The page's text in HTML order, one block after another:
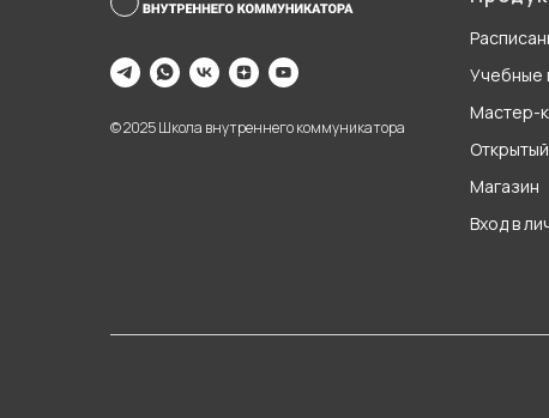
© 2025 Школа внутреннего коммуникатора
Учебные
Мастер-
Магазин
Вход в